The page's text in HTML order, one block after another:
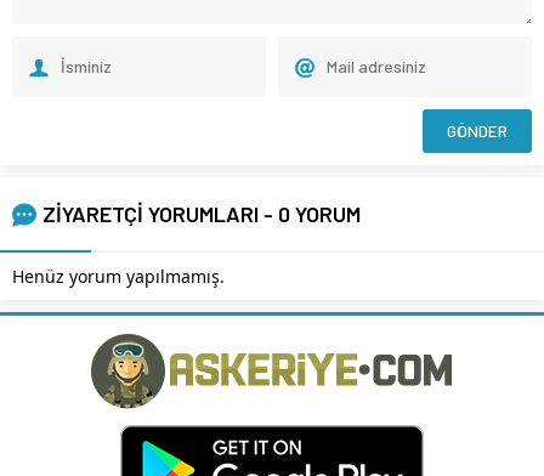
ZİYARETÇİ YORUMLARI - 0 YORUM
Henüz yorum yapılmamış.